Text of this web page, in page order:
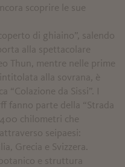
scoprire le sue
di ghiaino”, salendo
alla spettacolare
Thun, mentre nelle prime
alla sovrana, è
“Colazione da Sissi”. I
fanno parte della “Strada
chilometri che
seipaesi:
Grecia e Svizzera.
e struttura